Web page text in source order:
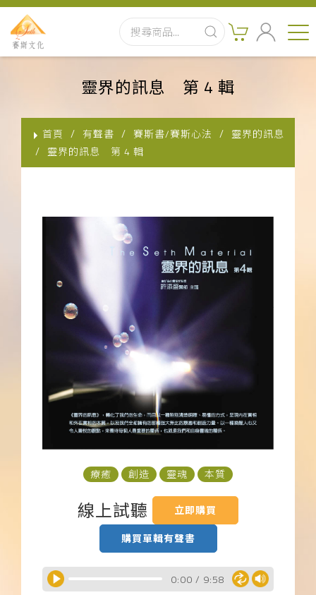
實體出版品
影音書
關於我們
聯絡客服
下載APP
常見問題
靈界的訊息 第 4 輯
首頁 有聲書 賽斯書/賽斯心法
靈界的訊息
靈界的訊息 第 4 輯
療癒 創造 靈魂 本質
線上試聽
立即購買
購買單輯有聲書
0:00 / 9:58